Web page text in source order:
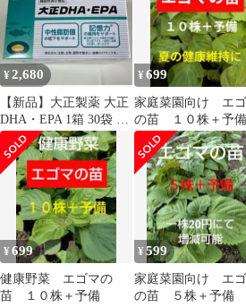
¥2,680
【新品】大正製薬 大正
DHA・EPA 1箱 30袋 30
日分 記憶力サポート
¥699
家庭菜園向け エ
の苗 １０株＋予
固定種
¥699
健康野菜 エゴマの
苗 １０株＋予備
¥599
家庭菜園向け エ
の苗 ５株＋予備